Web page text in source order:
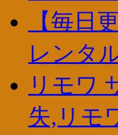
【毎日
レンタ
リモワ
失,リモ